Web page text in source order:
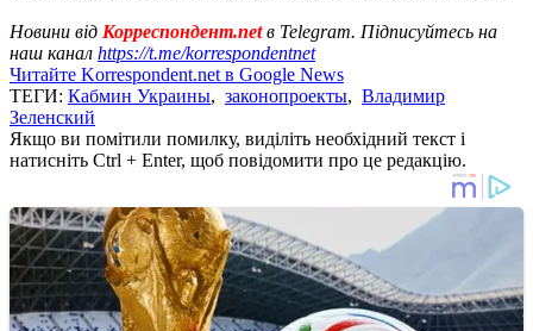
Новини від Корреспондент.netв Telegram. Підписуйтесь на
наш канал https://t.me/korrespondentnet
Читайте Korrespondent.net в Google News
ТЕГИ: Кабмин Украины, законопроекты, Владимир
Зеленский
Якщо ви помітили помилку, виділіть необхідний текст і
натисніть Ctrl + Enter, щоб повідомити про це редакцію.